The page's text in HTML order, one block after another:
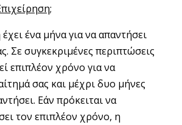
;
ένα μήνα για να απαντήσει
Σε συγκεκριμένες περιπτώσεις
επιπλέον χρόνο για να
σας και μέχρι δυο μήνες
Εάν πρόκειται να
τον επιπλέον χρόνο, η